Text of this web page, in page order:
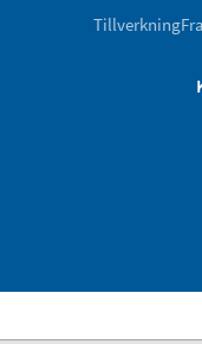
Tillverkning